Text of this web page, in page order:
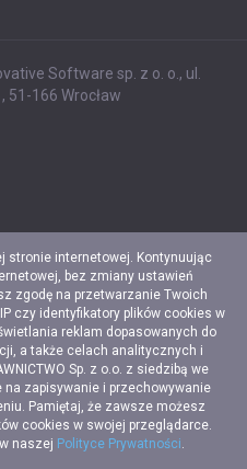
Software sp. z o. o., ul.
51-166 Wrocław
stronie internetowej. Kontynuując
bez zmiany ustawień
zgodę na przetwarzanie Twoich
czy identyfikatory plików cookies w
reklam dopasowanych do
a także celach analitycznych i
Sp. z o.o. z siedzibą we
na zapisywanie i przechowywanie
Pamiętaj, że zawsze możesz
cookies w swojej przeglądarce.
naszej Polityce Prywatności.